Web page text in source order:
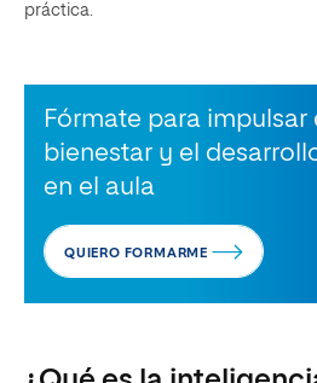
práctica.
Fórmate para impulsar
bienestar y el
en el aula
QUIERO FORMARME